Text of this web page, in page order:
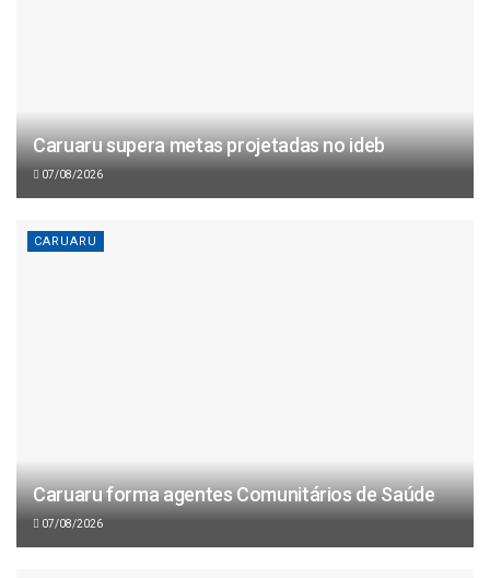
Caruaru supera metas projetadas no ideb
07/08/2026
CARUARU
Caruaru forma agentes Comunitários de Saúde
07/08/2026